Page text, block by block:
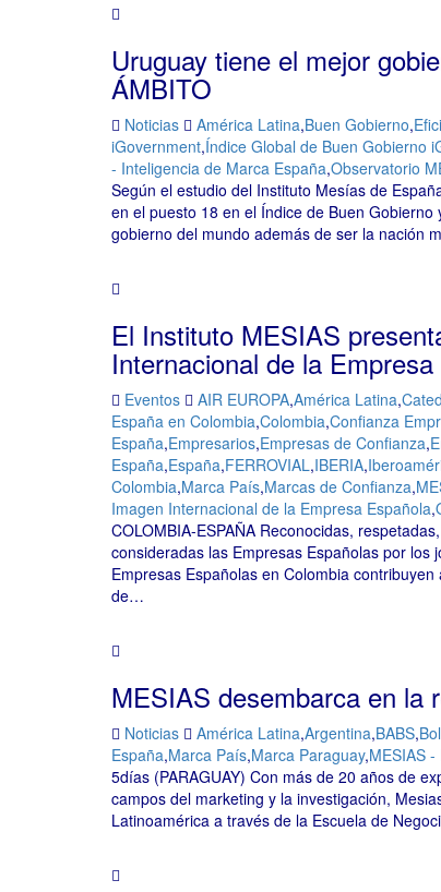
Uruguay tiene el mejor
ÁMBITO
Noticias América Latina,Buen Gobierno,
iGovernment,Índice Global de Buen Gobierno
- Inteligencia de Marca España,Observatorio
Según el estudio del Instituto Mesías de
en el puesto 18 en el Índice de Buen
gobierno del mundo además de ser la nación
El Instituto MESIAS
Internacional de la
Eventos AIR EUROPA,América Latina,
España en Colombia,Colombia,Confianza
España,Empresarios,Empresas de Confianza,
España,España,FERROVIAL,IBERIA,
Colombia,Marca País,Marcas de Confianza,
Imagen Internacional de la Empresa Española,
COLOMBIA-ESPAÑA Reconocidas,
consideradas las Empresas Españolas por
Empresas Españolas en Colombia
de…
MESIAS desembarca en la
Noticias América Latina,Argentina,BABS,
España,Marca País,Marca Paraguay,MESIAS
5días (PARAGUAY) Con más de 20 años de
campos del marketing y la investigación,
Latinoamérica a través de la Escuela de